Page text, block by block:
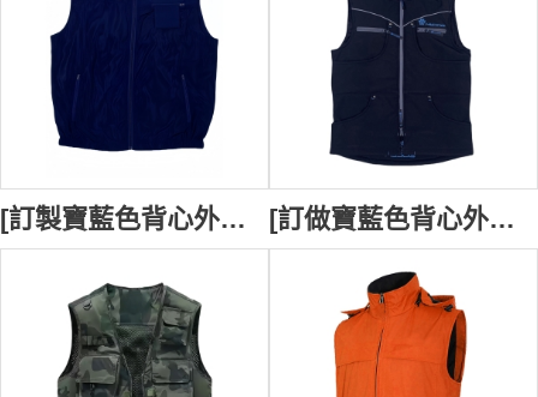
[訂製寶藍色背心外套] | 自訂收納名牌扣 | 拉鏈袋口款式設計背心外套 | 背心專門店 V235 [訂做寶藍色背心外套] | 個人設計單唇拉鏈袋口款式設計 | 連帽設計可拆卸 | 多功能袋口背心外套 | 犬隻訓練師背心外套 V233